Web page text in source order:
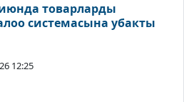
июнда товарларды
системасына убакты
12:25